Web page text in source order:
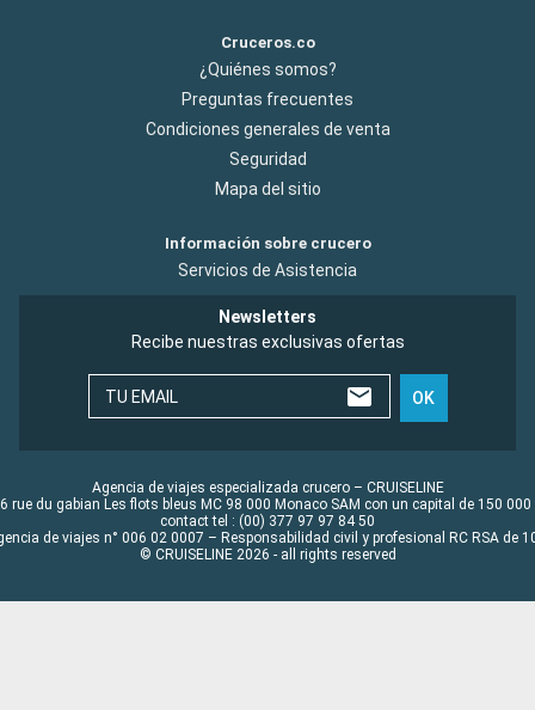
Cruceros.co
¿Quiénes somos?
Preguntas frecuentes
Condiciones generales de venta
Seguridad
Mapa del sitio
Información sobre crucero
Servicios de Asistencia
Newsletters
Recibe nuestras exclusivas ofertas
TU EMAIL OK
Agencia de viajes especializada crucero – CRUISELINE
rue du gabian Les flots bleus MC 98 000 Monaco SAM con un capital de 150 000
contact tel : (00) 377 97 97 84 50
de viajes n° 006 02 0007 – Responsabilidad civil y profesional RC RSA de
© CRUISELINE 2026 - all rights reserved